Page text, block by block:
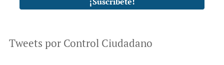
Tweets por Control Ciudadano